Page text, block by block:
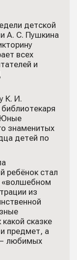
детской
А. С. Пушкина
всех
и
К. И.
Юные
знаменитых
детей по
ребёнок стал
«волшебном
из
сказке
предмет, а
любимых